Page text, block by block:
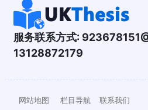
服务联系方式:
13128872179
网站地图 栏目导航 联系我们